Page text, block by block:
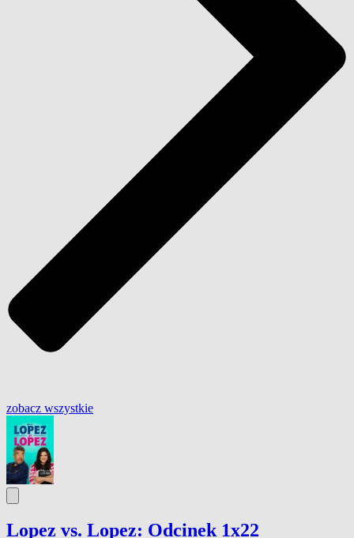
zobacz wszystkie
Lopez vs. Lopez: Odcinek 1x22